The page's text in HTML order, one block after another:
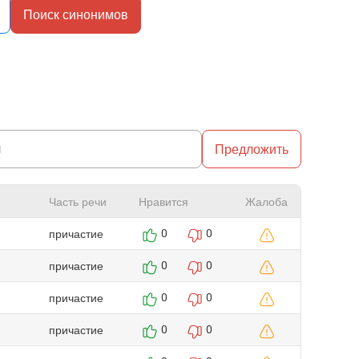
Поиск синонимов
Предложить
Часть речи Нравится
Жалоба
причастие
0 0
причастие 0 0
причастие 0 0
причастие 0 0